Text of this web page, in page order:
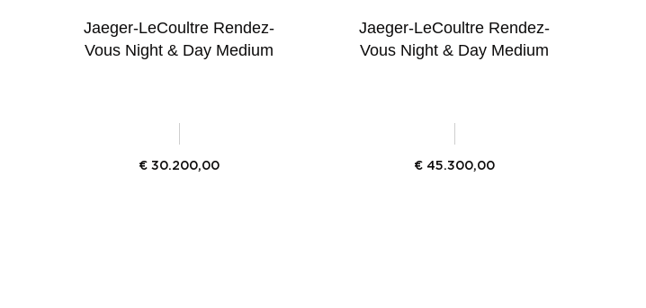
Jaeger-LeCoultre Rendez-
Vous Night & Day Medium
€ 30.200,00
Jaeger-LeCoultre Rendez-
Vous Night & Day Medium
€ 45.300,00